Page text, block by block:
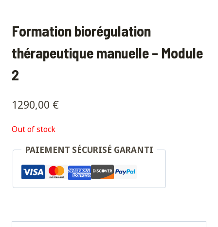
Formation biorégulation
thérapeutique manuelle – Module
2
1290,00 €
Out of stock
PAIEMENT SÉCURISÉ GARANTI